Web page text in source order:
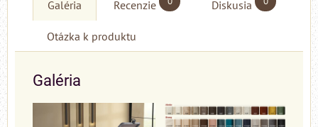
Galéria Recenzie Diskusia
Otázka k produktu
Galéria